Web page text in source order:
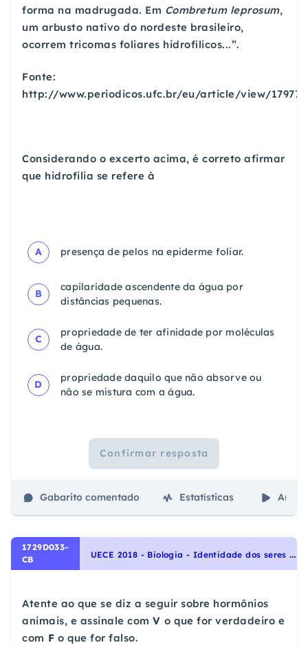
forma na madrugada. Em Combretum leprosum,
um arbusto nativo do nordeste brasileiro,
ocorrem tricomas foliares hidrofílicos...”.
Fonte:
http://www.periodicos.ufc.br/eu/article/view/17977/
Considerando o excerto acima, é correto afirmar
que hidrofilia se refere à
A presença de pelos na epiderme foliar.
B
capilaridade ascendente da água por
distâncias pequenas.
C
propriedade de ter afinidade por moléculas
de água.
D
propriedade daquilo que não absorve ou
não se mistura com a água.
Confirmar resposta
Gabarito comentado Estatísticas Aulas
1729D033-
CB
U
ECE 2018 - Biologia - Identidade dos seres vivos, Sistema Endócrino Humano
Atente ao que se diz a seguir sobre hormônios
animais, e assinale com V o que for verdadeiro e
com F o que for falso.